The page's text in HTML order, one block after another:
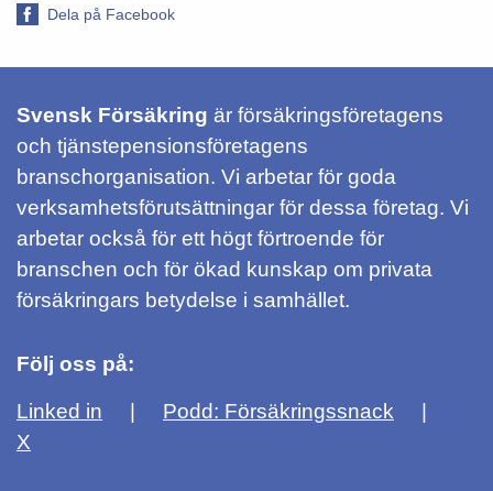
Dela på Facebook
Svensk Försäkring är försäkringsföretagens
och tjänstepensionsföretagens
branschorganisation. Vi arbetar för goda
verksamhetsförutsättningar för dessa företag. Vi
arbetar också för ett högt förtroende för
branschen och för ökad kunskap om privata
försäkringars betydelse i samhället.
Följ oss på:
Linked in
Podd: Försäkringssnack
X